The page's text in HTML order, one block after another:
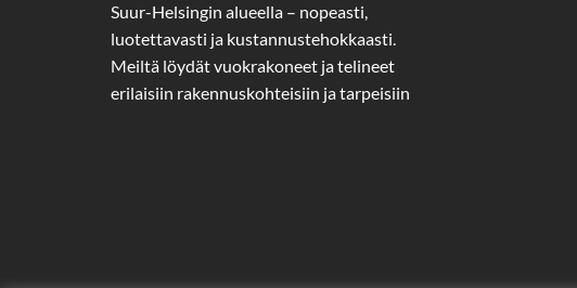
Suur-Helsingin alueella – nopeasti,
luotettavasti ja kustannustehokkaasti.
Meiltä löydät vuokrakoneet ja telineet
erilaisiin rakennuskohteisiin ja tarpeisiin